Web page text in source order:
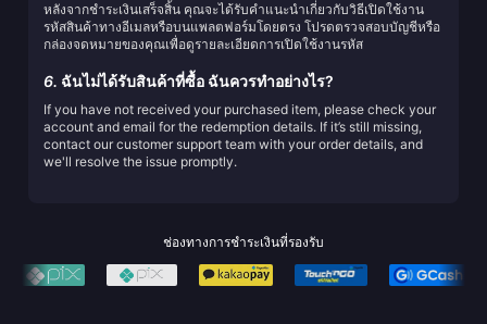
หลังจากชำระเงินเสร็จสิ้น คุณจะได้รับคำแนะนำเกี่ยวกับวิธีเปิดใช้งาน
รหัสสินค้าทางอีเมลหรือบนแพลตฟอร์มโดยตรง โปรดตรวจสอบบัญชีหรือ
กล่องจดหมายของคุณเพื่อดูรายละเอียดการเปิดใช้งานรหัส
6. ฉันไม่ได้รับสินค้าที่ซื้อ ฉันควรทำอย่างไร?
If you have not received your purchased item, please check your
account and email for the redemption details. If it’s still missing,
contact our customer support team with your order details, and
we'll resolve the issue promptly.
ช่องทางการชำระเงินที่รองรับ